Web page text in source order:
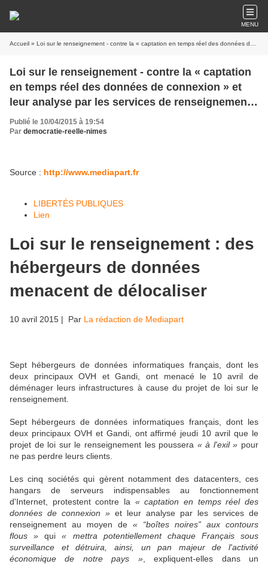
MENU
Accueil » Loi sur le renseignement - contre la « captation en temps réel des données de connexion » et leur analyse par les services de renseignement, des hébergeurs de données menacent de déménager leurs infrastructures
Loi sur le renseignement - contre la « captation
en temps réel des données de connexion » et
leur analyse par les services de renseignement,
des hébergeurs de données menacent de
déménager leurs infrastructures
Publié le 10/04/2015 à 19:54
Par democratie-reelle-nimes
Source : http://www.mediapart.fr
LIBERTÉS PUBLIQUES
Lien
Loi sur le renseignement : des
hébergeurs de données
menacent de délocaliser
10 avril 2015 | Par La rédaction de Mediapart
Sept hébergeurs de données informatiques français, dont les
deux principaux OVH et Gandi, ont menacé le 10 avril de
déménager leurs infrastructures à cause du projet de loi sur le
renseignement.
Sept hébergeurs de données informatiques français, dont les
deux principaux OVH et Gandi, ont affirmé jeudi 10 avril que le
projet de loi sur le renseignement les poussera « à l'exil » pour
ne pas perdre leurs clients.
Les cinq sociétés qui gèrent notamment des datacenters, ces
hangars de serveurs indispensables au fonctionnement
d'Internet, protestent contre la « captation en temps réel des
données de connexion » et leur analyse par les services de
renseignement au moyen de « “boîtes noires” aux contours
flous » qui« mettra potentiellement chaque Français sous
surveillance et détruira, ainsi, un pan majeur de l'activité
économique de notre pays », expliquent-elles dans un